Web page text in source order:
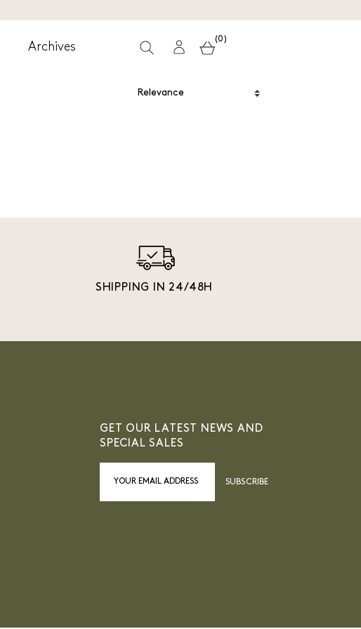
Archives
(0)
SHIPPING IN 24/48H
GET OUR LATEST NEWS AND
SPECIAL SALES
SUBSCRIBE